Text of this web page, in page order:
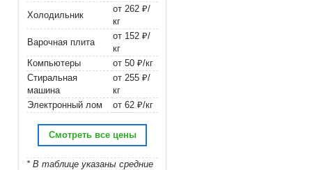
Холодильник
от 262 ₽/
кг
Варочная плита
от 152 ₽/
кг
Компьютеры
от 50 ₽/кг
Стиральная
машина
от 255 ₽/
кг
Электронный лом
от 62 ₽/кг
Смотреть все цены
* В таблице указаны средние